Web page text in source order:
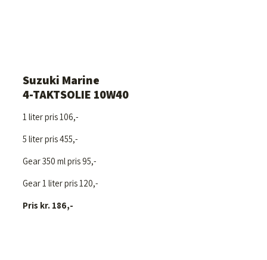
Suzuki Marine
4-TAKTSOLIE 10W40
1 liter pris 106,-
5 liter pris 455,-
Gear 350 ml pris 95,-
Gear 1 liter pris 120,-
Pris kr. 186,-